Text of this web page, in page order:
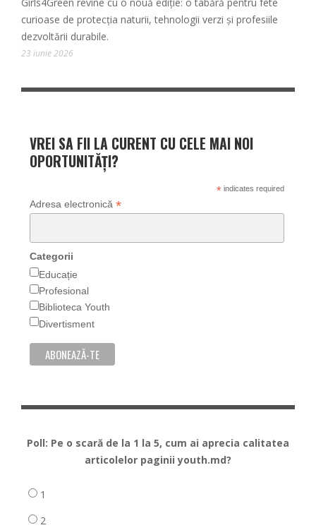
curioase de protecția naturii, tehnologii verzi și profesiile
dezvoltării durabile.
23 iunie 2026
VREI SA FII LA CURENT CU CELE MAI NOI
OPORTUNITĂȚI?
*indicates required
Adresa electronică *
Categorii
Educație
Profesional
Biblioteca Youth
Divertisment
Poll: Pe o scară de la 1 la 5, cum ai aprecia calitatea
articolelor paginii youth.md?
1
2